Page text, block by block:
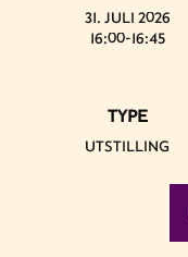
31. JULI 2026
16:00-16:45
TYPE
UTSTILLING